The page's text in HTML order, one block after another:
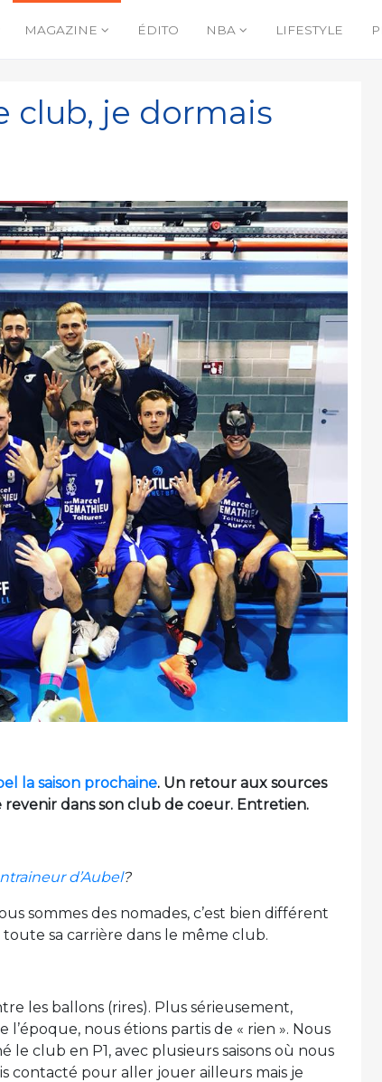
MAGAZINE ÉDITO NBA LIFESTYLE
club, je dormais
la saison prochaine. Un retour aux sources
dans son club de coeur. Entretien.
d’Aubel?
sommes des nomades, c’est bien différent
sa carrière dans le même club.
les ballons (rires). Plus sérieusement,
nous étions partis de « rien ». Nous
le club en P1, avec plusieurs saisons où nous
contacté pour aller jouer ailleurs mais je